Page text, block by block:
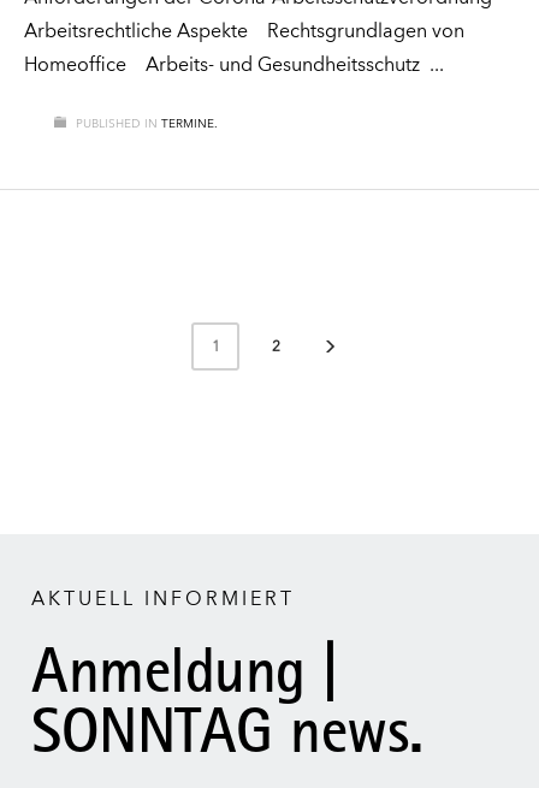
Arbeitsrechtliche Aspekte Rechtsgrundlagen von
Homeoffice Arbeits- und Gesundheitsschutz
PUBLISHED IN TERMINE.
1 2
AKTUELL INFORMIERT
Anmeldung |
SONNTAG news.